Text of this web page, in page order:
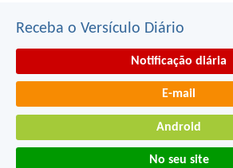
Receba o Versículo Diário
Notificação diária
E-mail
Android
No seu site